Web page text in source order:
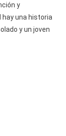
y
una historia
y un joven